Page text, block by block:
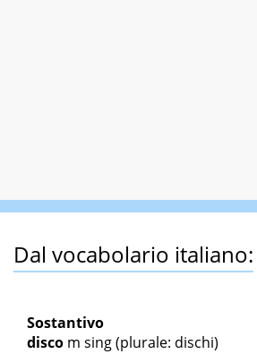
Dal vocabolario italiano:
Sostantivo
disco m sing(plurale: dischi)